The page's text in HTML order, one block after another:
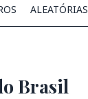
ALEATÓRIAS
Brasil